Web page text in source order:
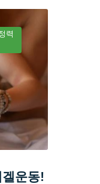
력
운동!